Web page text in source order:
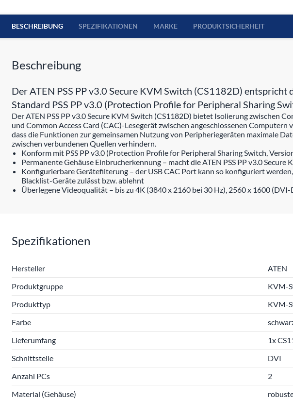
BESCHREIBUNG SPEZIFIKATIONEN MARKE PRODUKTSICHERHEIT
Beschreibung
Der ATEN PSS PP v3.0 Secure KVM Switch (CS1182D)
Standard PSS PP v3.0 (Protection Profile for Peripheral Sharing
Der ATEN PSS PP v3.0 Secure KVM Switch (CS1182D) bietet Isolierung zwischen
und Common Access Card (CAC)-Lesegerät zwischen angeschlossenen
dass die Funktionen zur gemeinsamen Nutzung von Peripheriegeräten maximale
zwischen verbundenen Quellen verhindern.
Konform mit PSS PP v3.0 (Protection Profile for Peripheral Sharing Switch,
Permanente Gehäuse Einbrucherkennung – macht die ATEN PSS PP v3.0
Konfigurierbare Gerätefilterung – der USB CAC Port kann so konfiguriert
Blacklist-Geräte zulässt bzw. ablehnt
Überlegene Videoqualität – bis zu 4K (3840 x 2160 bei 30 Hz), 2560 x 1600
Spezifikationen
Hersteller
ATEN
Produktgruppe
KVM-
Produkttyp
KVM-
Farbe
Lieferumfang
1x
Schnittstelle
DVI
Anzahl PCs
2
Material (Gehäuse)